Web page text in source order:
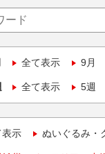
全て表示 9月
全て表示 5週
表示 ぬいぐるみ・